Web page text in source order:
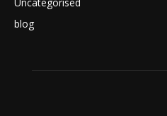
Uncategorised
blog